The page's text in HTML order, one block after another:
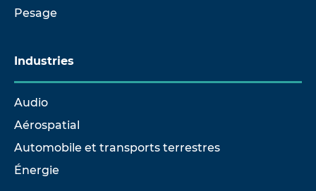
Pesage
Industries
Audio
Aérospatial
Automobile et transports terrestres
Énergie